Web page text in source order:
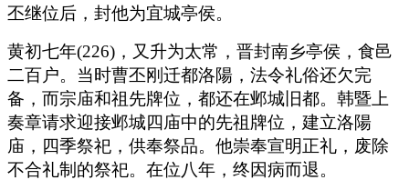
丕继位后，封他为宜城亭侯。
黄初七年(226)，又升为太常，晋封南乡亭侯，食邑
二百户。当时曹丕刚迁都洛陽，法令礼俗还欠完
备，而宗庙和祖先牌位，都还在邺城旧都。韩暨上
奏章请求迎接邺城四庙中的先祖牌位，建立洛陽
庙，四季祭祀，供奉祭品。他崇奉宣明正礼，废除
不合礼制的祭祀。在位八年，终因病而退。